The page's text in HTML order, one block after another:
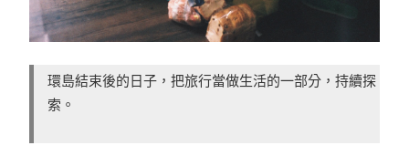
環島結束後的日子，把旅行當做生活的一部分，持續探
索。